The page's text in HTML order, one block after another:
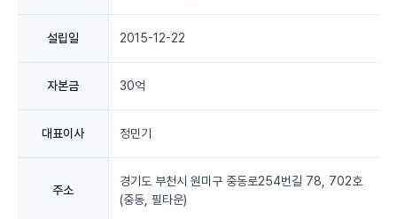
설립일 2015-12-22
자본금 30억
대표이사 정민기
주소
경기도 부천시 원미구 중동로254번길 78, 702호
(중동, 필타운)